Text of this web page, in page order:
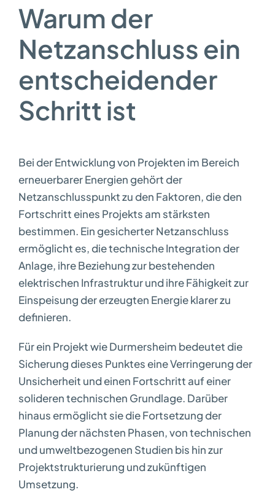
Warum der
Netzanschluss ein
entscheidender
Schritt ist
Bei der Entwicklung von Projekten im Bereich
erneuerbarer Energien gehört der
Netzanschlusspunkt zu den Faktoren, die den
Fortschritt eines Projekts am stärksten
bestimmen. Ein gesicherter Netzanschluss
ermöglicht es, die technische Integration der
Anlage, ihre Beziehung zur bestehenden
elektrischen Infrastruktur und ihre Fähigkeit zur
Einspeisung der erzeugten Energie klarer zu
definieren.
Für ein Projekt wie Durmersheim bedeutet die
Sicherung dieses Punktes eine Verringerung der
Unsicherheit und einen Fortschritt auf einer
solideren technischen Grundlage. Darüber
hinaus ermöglicht sie die Fortsetzung der
Planung der nächsten Phasen, von technischen
und umweltbezogenen Studien bis hin zur
Projektstrukturierung und zukünftigen
Umsetzung.